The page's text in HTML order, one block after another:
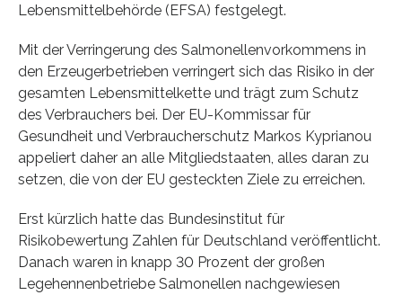
Lebensmittelbehörde (EFSA) festgelegt.
Mit der Verringerung des Salmonellenvorkommens in
den Erzeugerbetrieben verringert sich das Risiko in der
gesamten Lebensmittelkette und trägt zum Schutz
des Verbrauchers bei. Der EU-Kommissar für
Gesundheit und Verbraucherschutz Markos Kyprianou
appeliert daher an alle Mitgliedstaaten, alles daran zu
setzen, die von der EU gesteckten Ziele zu erreichen.
Erst kürzlich hatte das Bundesinstitut für
Risikobewertung Zahlen für Deutschland veröffentlicht.
Danach waren in knapp 30 Prozent der großen
Legehennenbetriebe Salmonellen nachgewiesen